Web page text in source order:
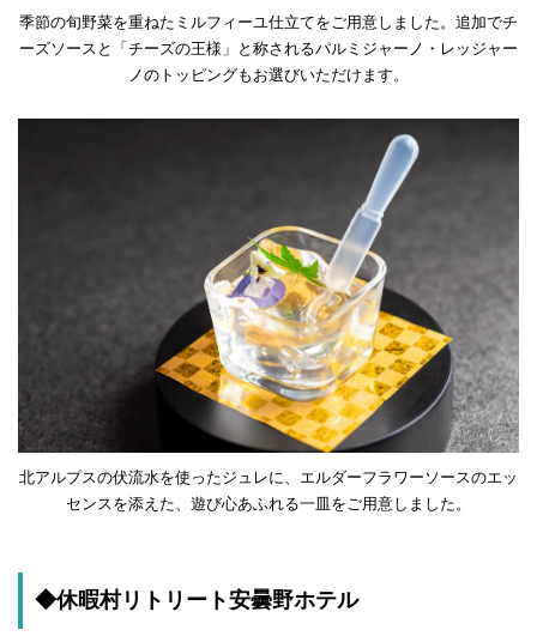
季節の旬野菜を重ねたミルフィーユ仕立てをご用意しました。追加でチ
ーズソースと「チーズの王様」と称されるパルミジャーノ・レッジャー
ノのトッピングもお選びいただけます。
北アルプスの伏流水を使ったジュレに、エルダーフラワーソースのエッ
センスを添えた、遊び心あふれる一皿をご用意しました。
◆休暇村リトリート安曇野ホテル